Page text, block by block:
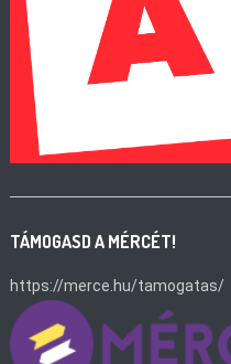
TÁMOGASD A MÉRCÉT!
https://merce.hu/tamogatas/